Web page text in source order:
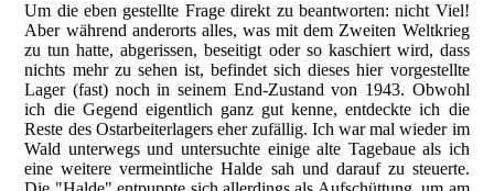
Um die eben gestellte Frage direkt zu beantworten: nicht Viel!
Aber während anderorts alles, was mit dem Zweiten Weltkrieg
zu tun hatte, abgerissen, beseitigt oder so kaschiert wird, dass
nichts mehr zu sehen ist, befindet sich dieses hier vorgestellte
Lager (fast) noch in seinem End-Zustand von 1943. Obwohl
ich die Gegend eigentlich ganz gut kenne, entdeckte ich die
Reste des Ostarbeiterlagers eher zufällig. Ich war mal wieder im
Wald unterwegs und untersuchte einige alte Tagebaue als ich
eine weitere vermeintliche Halde sah und darauf zu steuerte.